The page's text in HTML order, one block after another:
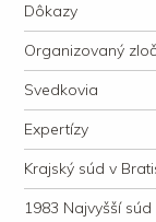
Dôkazy
Organizovaný
Svedkovia
Expertízy
Krajský súd v
1983 Najvyšší súd